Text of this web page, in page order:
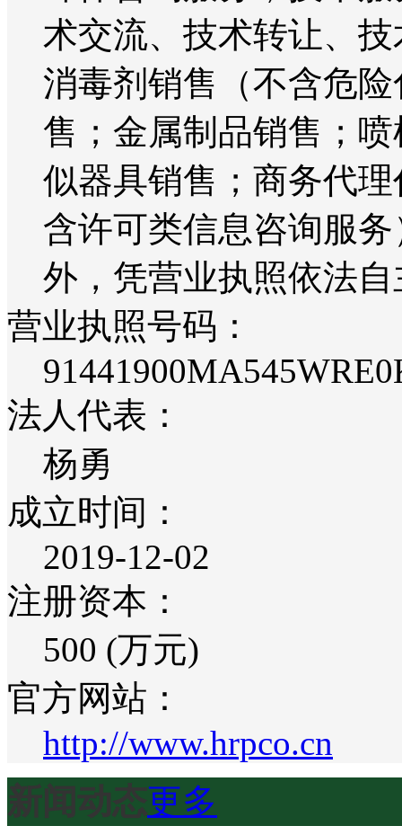
术交流、技术转让、
消毒剂销售（不含危
售；金属制品销售；
似器具销售；商务代
含许可类信息咨询服
外，凭营业执照依法
营业执照号码：
法人代表：
杨勇
成立时间：
2019-12-02
注册资本：
500 (万元)
官方网站：
http://www.hrpco.cn
新闻动态更多